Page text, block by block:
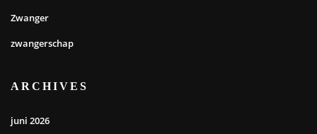
Zwanger
zwangerschap
ARCHIVES
juni 2026